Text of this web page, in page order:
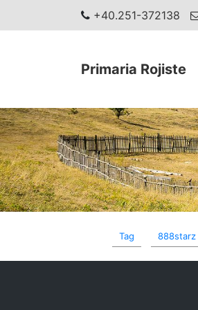
+40.251-372138
Primaria Rojiste
Tag 888starz